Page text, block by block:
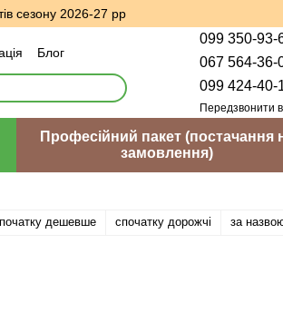
сезону 2026-27 рр
Блог
099 350-93-
067 564-36-
099 424-40-
Передзвонити
Професійний пакет (постачання
замовлення)
дешевше спочатку дорожчі за